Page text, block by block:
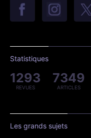
Statistiques
1293
REVUES
7349
ARTICLES
Les grands sujets